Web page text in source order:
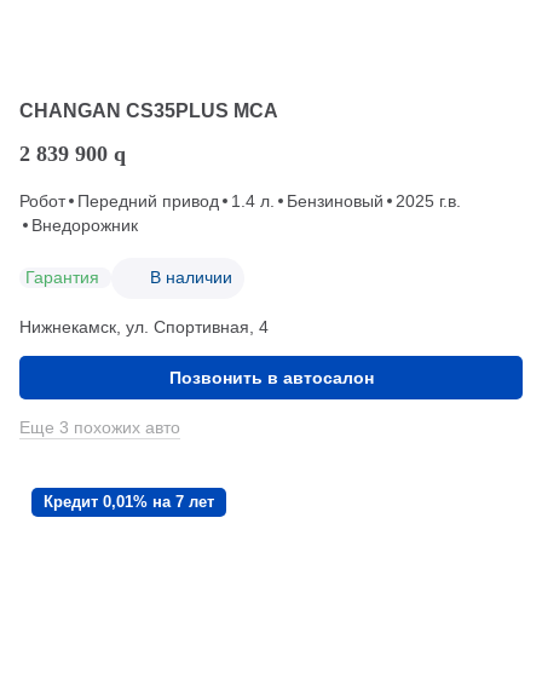
CHANGAN CS35PLUS MCA
2 839 900 q
Робот Передний привод 1.4 л. Бензиновый
2025 г.в.
Внедорожник
Гарантия В наличии
Нижнекамск, ул. Спортивная, 4
Позвонить в автосалон
Еще 3 похожих авто
Кредит 0,01% на 7 лет